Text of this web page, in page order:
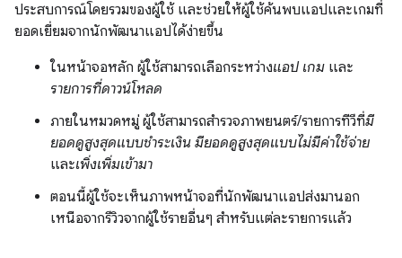
ประสบการณ์โดยรวมของผู้ใช้ และช่วยให้ผู้ใช้ค้นพบแอปและเกมที่
ยอดเยี่ยมจากนักพัฒนาแอปได้ง่ายขึ้น
ในหน้าจอหลัก ผู้ใช้สามารถเลือกระหว่างแอป เกม และ
รายการที่ดาวน์โหลด
ภายในหมวดหมู่ ผู้ใช้สามารถสำรวจภาพยนตร์/รายการทีวีที่มี
ยอดดูสูงสุดแบบชำระเงิน มียอดดูสูงสุดแบบไม่มีค่าใช้จ่าย
และเพิ่งเพิ่มเข้ามา
ตอนนี้ผู้ใช้จะเห็นภาพหน้าจอที่นักพัฒนาแอปส่งมานอก
เหนือจากรีวิวจากผู้ใช้รายอื่นๆ สำหรับแต่ละรายการแล้ว